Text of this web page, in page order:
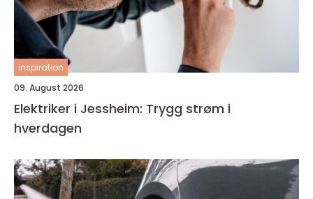
inspiration
09. August 2026
Elektriker i Jessheim: Trygg strøm i
hverdagen